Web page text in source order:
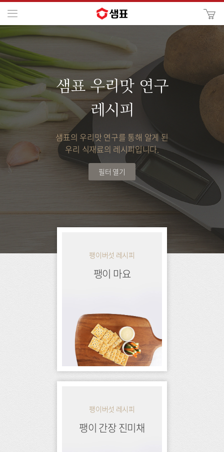
이
트
색
검
샘표 우리맛 연구
레시피
샘표의 우리맛 연구를 통해 알게 된
우리 식재료의 레시피입니다.
필터 열기
팽이버섯 레시피
팽이 마요
팽이버섯 레시피
팽이 간장 진미채